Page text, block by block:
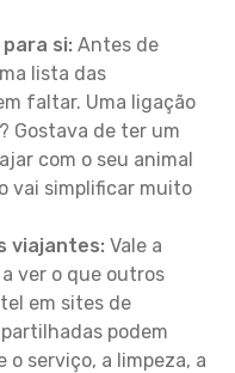
si: Antes de
lista das
faltar. Uma ligação
Gostava de ter um
com o seu animal
vai simplificar muito
viajantes: Vale a
ver o que outros
em sites de
podem
o serviço, a limpeza, a